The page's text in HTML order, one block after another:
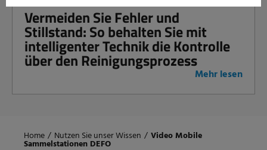
Vermeiden Sie Fehler und
Stillstand: So behalten Sie mit
intelligenter Technik die Kontrolle
über den Reinigungsprozess
Mehr lesen
Home / Nutzen Sie unser Wissen / Video Mobile
Sammelstationen DEFO